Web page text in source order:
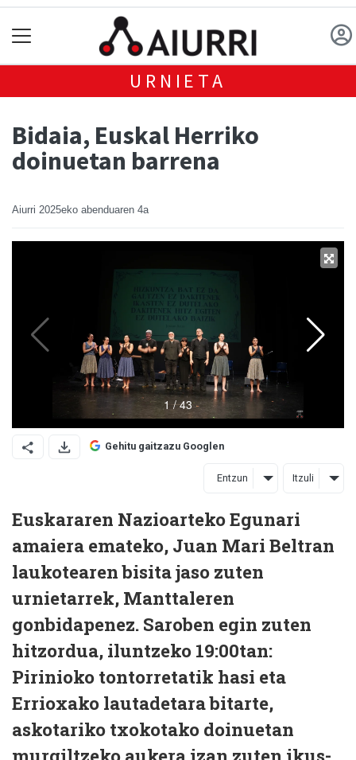
URNIETA
Bidaia, Euskal Herriko
doinuetan barrena
Aiurri 2025eko abenduaren 4a
Gehitu gaitzazu Googlen
Entzun Itzuli
Euskararen Nazioarteko Egunari
amaiera emateko, Juan Mari Beltran
laukotearen bisita jaso zuten
urnietarrek, Manttaleren
gonbidapenez. Saroben egin zuten
hitzordua, iluntzeko 19:00tan:
Pirinioko tontorretatik hasi eta
Errioxako lautadetara bitarte,
askotariko txokotako doinuetan